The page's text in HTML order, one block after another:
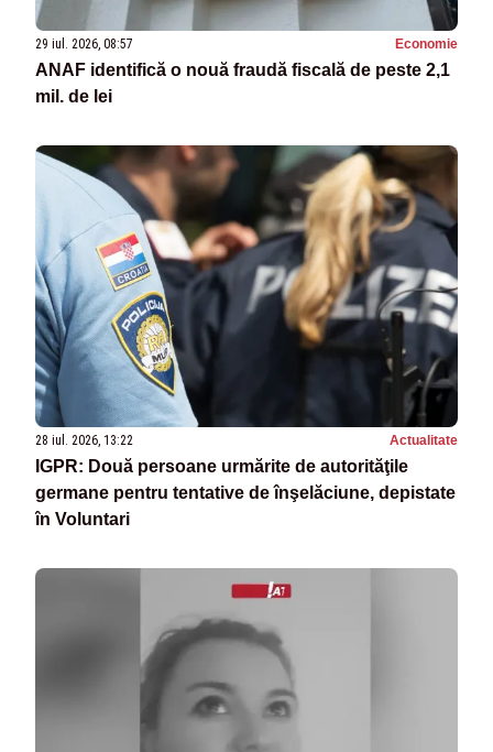
29 iul. 2026, 08:57 Economie
ANAF identifică o nouă fraudă fiscală de peste 2,1
mil. de lei
28 iul. 2026, 13:22 Actualitate
IGPR: Două persoane urmărite de autorităţile
germane pentru tentative de înşelăciune, depistate
în Voluntari